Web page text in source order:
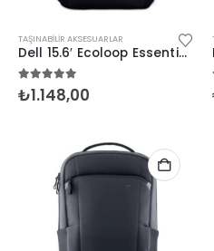
TAŞINABILIR AKSESUARLAR
Dell 15.6′ Ecoloop Essential Sırt Çanta (460-BDSS)
5.00 5 üzerinden
₺1.148,00